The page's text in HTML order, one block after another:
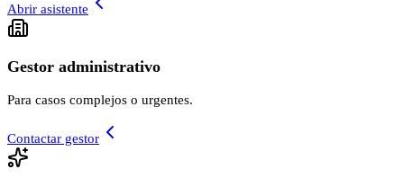
Abrir asistente
Gestor administrativo
Para casos complejos o urgentes.
Contactar gestor